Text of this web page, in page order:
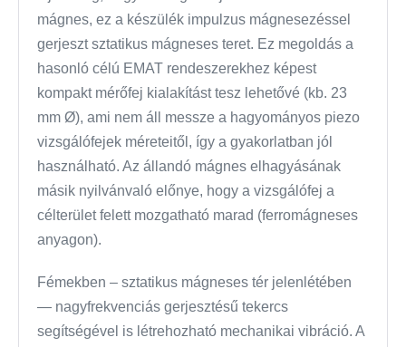
mágnes, ez a készülék impulzus mágnesezéssel
gerjeszt sztatikus mágneses teret. Ez megoldás a
hasonló célú EMAT rendeszerekhez képest
kompakt mérőfej kialakítást tesz lehetővé (kb. 23
mm Ø), ami nem áll messze a hagyományos piezo
vizsgálófejek méreteitől, így a gyakorlatban jól
használható. Az állandó mágnes elhagyásának
másik nyilvánvaló előnye, hogy a vizsgálófej a
célterület felett mozgatható marad (ferromágneses
anyagon).
Fémekben – sztatikus mágneses tér jelenlétében
— nagyfrekvenciás gerjesztésű tekercs
segítségével is létrehozható mechanikai vibráció. A